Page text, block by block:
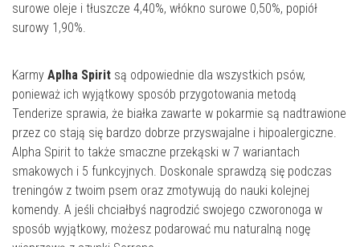
surowe oleje i tłuszcze 4,40%, włókno surowe 0,50%, popiół
surowy 1,90%.
Karmy Aplha Spirit są odpowiednie dla wszystkich psów,
ponieważ ich wyjątkowy sposób przygotowania metodą
Tenderize sprawia, że białka zawarte w pokarmie są nadtrawione
przez co stają się bardzo dobrze przyswajalne i hipoalergiczne.
Alpha Spirit to także smaczne przekąski w 7 wariantach
smakowych i 5 funkcyjnych. Doskonale sprawdzą się podczas
treningów z twoim psem oraz zmotywują do nauki kolejnej
komendy. A jeśli chciałbyś nagrodzić swojego czworonoga w
sposób wyjątkowy, możesz podarować mu naturalną nogę